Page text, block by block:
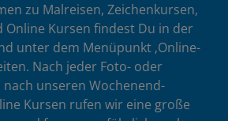
zu Malreisen, Zeichenkursen,
Online Kursen findest Du in der
unter dem Menüpunkt ‚Online-
Nach jeder Foto- oder
unseren Wochenend-
Kursen rufen wir eine große